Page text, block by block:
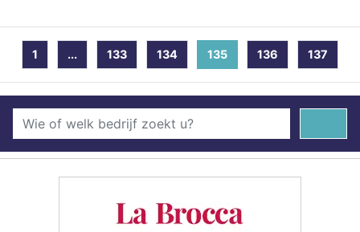
1 ... 133 134 135 (current)
136 137